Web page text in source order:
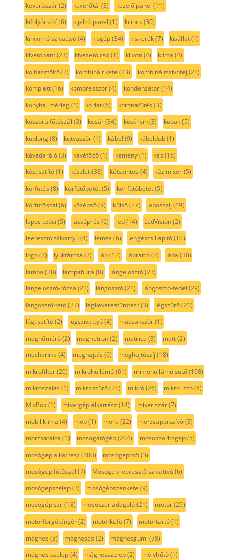
keverőszár(2) keverőtál (3) kezelő panel (11)
kifolyócső(16) kijelző panel (1) kilincs (30)
kinyomó szivattyú(4) kisgép(34) kiskerék(7) kisállat(1)
kivetőpánt(23) kivezető cső(1) klixon(4) klíma (4)
kolbásztöltő(2) kombinált kefe (23) kombináltszívófej (22)
komplett(16) kompresszor(4) kondenzátor(14)
konyhai mérleg(1) korlát(6) koronafűtés (3)
koszorú fűtőszál (3) kosár(34) kosársín(3) kupak(5)
kuplung(8) kutyaszőr(1) kábel (9) kábeldob(1)
kávédaráló(3) kávéfőző(1) kémény(1) kés (16)
késtisztító(1) készlet(38) kétszintes (4) kézimixer(5)
körfütés (8) körfűtőbetét(5) kör fűtőbetét(5)
körfűtőszál (6) középső(9) külső(27) laposszíj (19)
lapos tepsi (5) lassúprés (6) led(14) LedVision(2)
leeresztő szivattyú(4) lemez (6) lengéscsillapító(10)
logo(3) lyuktárcsa (2) láb(12) lábtartó(2) láda (30)
lámpa (28) lámpabúra (8) lángelosztó(23)
lángelosztó-rózsa (21) lángosztó(21) lángosztó-fedél (29)
lángosztó-tető(27) légkeverésfűtőtest(3) légszűrő(21)
légtisztító(2) lúgszivattyú(4) macsakszőr(1)
maghőmérő(2) magnetron(2) matrica (3) matt(2)
mechanika (4) meghajtás (6) meghajtószíj (18)
mikrofilter(20) mikrohullámú(61) mikrohullámú sütő(108)
mikroszálas (1) mikroszűrő(20) mikró(26) mikró izzó(6)
MixBox(1) mixergép alkatrész (14) mixer szár(7)
mobil klíma (4) mop(1) mora (22) morzsaporszívó(3)
morzsatálca (1) mosogatógép(204) mososzaritogep(5)
mosógép alkatrész (280) mosógépcső(3)
mosógép fűtőszál (7) Mosógép leeresztő szivattyú(6)
mosógépszelep(3) mosógépszénkefe (9)
mosógép szíj (18) mosószer adagoló(21) motor(29)
motorforgótányér(2) motorkefe (7) motortartó(1)
mágnes (3) mágneses (2) mágnesgumi (78)
mágnes szelep(4) mágnesszelep(2) mélyhűtő(1)